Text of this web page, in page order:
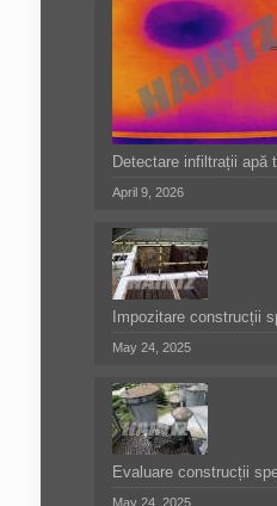
Detectare infiltrații apă
April 9, 2026
Impozitare construcții
May 24, 2025
Evaluare construcții
May 24, 2025